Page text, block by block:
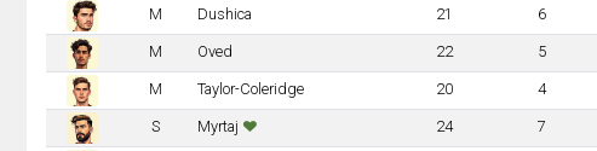
M Dushica 21 6
M Oved 22 5
M Taylor-Coleridge 20 4
S Myrtaj 24 7